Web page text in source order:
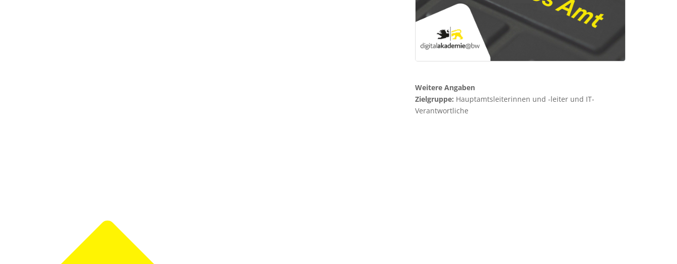
Weitere Angaben
Zielgruppe: Hauptamtsleiterinnen und -leiter und IT-
Verantwortliche